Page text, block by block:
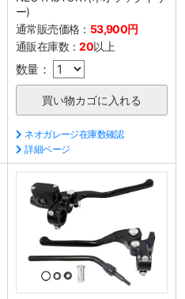
ー)
通常販売価格： 53,900円
通販在庫数：20以上
数量：
ネオガレージ在庫数確認
詳細ページ